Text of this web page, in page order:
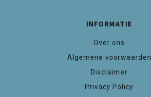
INFORMATIE
Over ons
Algemene voorwaarden
Disclaimer
Privacy Policy